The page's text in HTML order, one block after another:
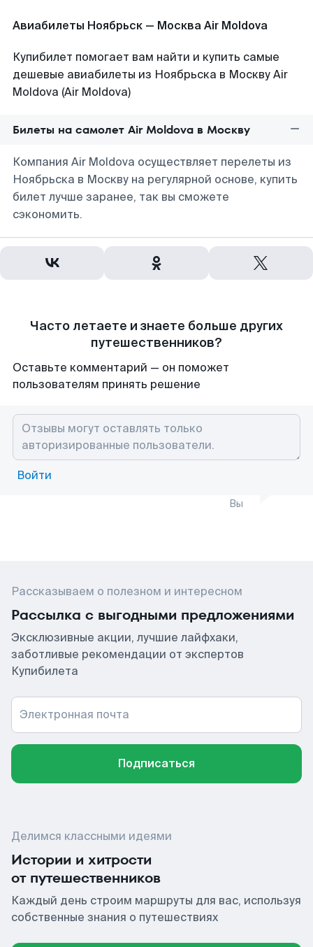
Авиабилеты Ноябрьск — Москва Air Moldova
Купибилет помогает вам найти и купить самые
дешевые авиабилеты из Ноябрьска в Москву Air
Moldova (Air Moldova)
Билеты на самолет Air Moldova в Москву
Компания Air Moldova осуществляет перелеты из
Ноябрьска в Москву на регулярной основе, купить
билет лучше заранее, так вы сможете
сэкономить.
Часто летаете и знаете больше других
путешественников?
Оставьте комментарий — он поможет
пользователям принять решение
Войти
Вы
Рассказываем о полезном и интересном
Рассылка с выгодными предложениями
Эксклюзивные акции, лучшие лайфхаки,
заботливые рекомендации от экспертов
Купибилета
Электронная почта
Подписаться
Делимся классными идеями
Истории и хитрости
от путешественников
Каждый день строим маршруты для вас, используя
собственные знания о путешествиях